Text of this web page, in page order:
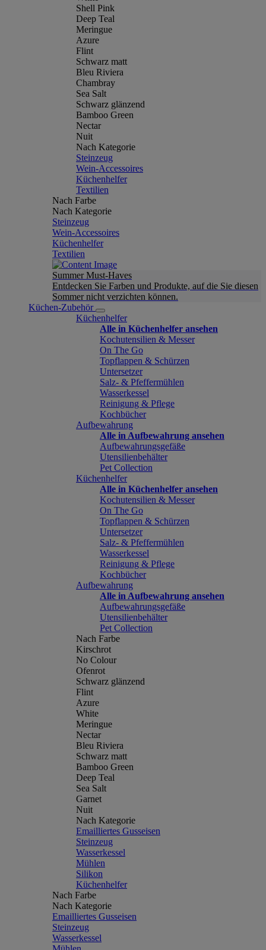
Shell Pink
Deep Teal
Meringue
Azure
Flint
Schwarz matt
Bleu Riviera
Chambray
Sea Salt
Schwarz glänzend
Bamboo Green
Nectar
Nuit
Nach Kategorie
Steinzeug
Wein-Accessoires
Küchenhelfer
Textilien
Nach Farbe
Nach Kategorie
Steinzeug
Wein-Accessoires
Küchenhelfer
Textilien
Summer Must-Haves
Entdecken Sie Farben und Produkte, auf die Sie diesen
Sommer nicht verzichten können.
Küchen-Zubehör
Küchenhelfer
Alle in Küchenhelfer ansehen
Kochutensilien & Messer
On The Go
Topflappen & Schürzen
Untersetzer
Salz- & Pfeffermühlen
Wasserkessel
Reinigung & Pflege
Kochbücher
Aufbewahrung
Alle in Aufbewahrung ansehen
Aufbewahrungsgefäße
Utensilienbehälter
Pet Collection
Küchenhelfer
Alle in Küchenhelfer ansehen
Kochutensilien & Messer
On The Go
Topflappen & Schürzen
Untersetzer
Salz- & Pfeffermühlen
Wasserkessel
Reinigung & Pflege
Kochbücher
Aufbewahrung
Alle in Aufbewahrung ansehen
Aufbewahrungsgefäße
Utensilienbehälter
Pet Collection
Nach Farbe
Kirschrot
No Colour
Ofenrot
Schwarz glänzend
Flint
Azure
White
Meringue
Nectar
Bleu Riviera
Schwarz matt
Bamboo Green
Deep Teal
Sea Salt
Garnet
Nuit
Nach Kategorie
Emailliertes Gusseisen
Steinzeug
Wasserkessel
Mühlen
Silikon
Küchenhelfer
Nach Farbe
Nach Kategorie
Emailliertes Gusseisen
Steinzeug
Wasserkessel